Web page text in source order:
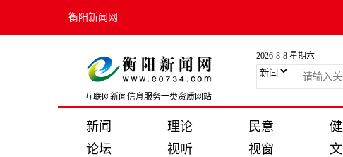
衡阳新闻网
互联网新闻信息服务一类资质网站
2026-8-8 星期六
新闻 理论 民意
论坛
视听 视窗